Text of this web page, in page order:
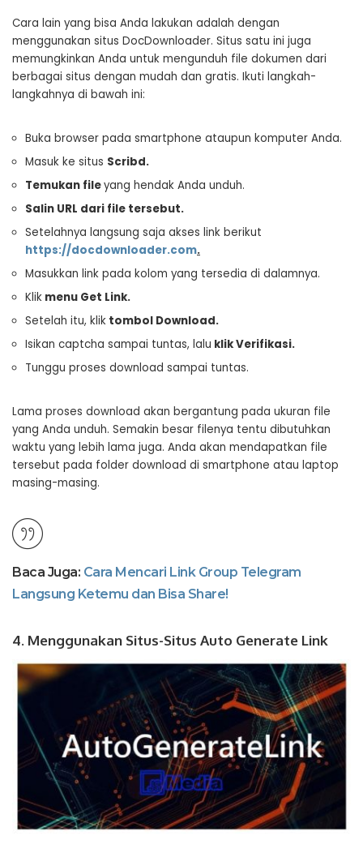
Cara lain yang bisa Anda lakukan adalah dengan
menggunakan situs DocDownloader. Situs satu ini juga
memungkinkan Anda untuk mengunduh file dokumen dari
berbagai situs dengan mudah dan gratis. Ikuti langkah-
langkahnya di bawah ini:
Buka browser pada smartphone ataupun komputer Anda.
Masuk ke situs Scribd.
Temukan fileyang hendak Anda unduh.
Salin URL dari file tersebut.
Setelahnya langsung saja akses link berikut
https://docdownloader.com.
Masukkan link pada kolom yang tersedia di dalamnya.
Klik menu Get Link.
Setelah itu, klik tombol Download.
Isikan captcha sampai tuntas, lalu klik Verifikasi.
Tunggu proses download sampai tuntas.
Lama proses download akan bergantung pada ukuran file
yang Anda unduh. Semakin besar filenya tentu dibutuhkan
waktu yang lebih lama juga. Anda akan mendapatkan file
tersebut pada folder download di smartphone atau laptop
masing-masing.
Baca Juga: Cara Mencari Link Group Telegram
Langsung Ketemu dan Bisa Share!
4. Menggunakan Situs-Situs Auto Generate Link